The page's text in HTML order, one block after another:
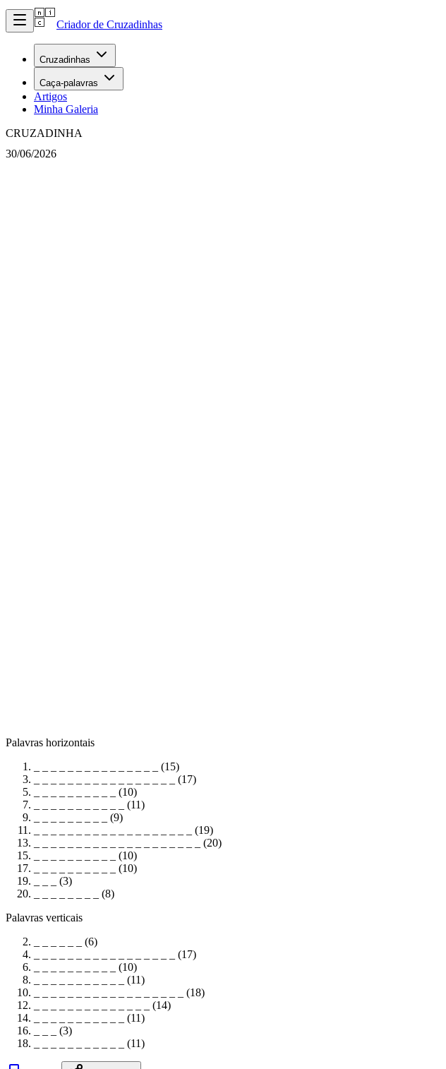
Criador de Cruzadinhas
Cruzadinhas
Caça-palavras
Artigos
Minha Galeria
CRUZADINHA
30/06/2026
Palavras horizontais
_ _ _ _ _ _ _ _ _ _ _ _ _ _ _ (15)
_ _ _ _ _ _ _ _ _ _ _ _ _ _ _ _ _ (17)
_ _ _ _ _ _ _ _ _ _ (10)
_ _ _ _ _ _ _ _ _ _ _ (11)
_ _ _ _ _ _ _ _ _ (9)
_ _ _ _ _ _ _ _ _ _ _ _ _ _ _ _ _ _ _ (19)
_ _ _ _ _ _ _ _ _ _ _ _ _ _ _ _ _ _ _ _ (20)
_ _ _ _ _ _ _ _ _ _ (10)
_ _ _ _ _ _ _ _ _ _ (10)
_ _ _ (3)
_ _ _ _ _ _ _ _ (8)
Palavras verticais
_ _ _ _ _ _ (6)
_ _ _ _ _ _ _ _ _ _ _ _ _ _ _ _ _ (17)
_ _ _ _ _ _ _ _ _ _ (10)
_ _ _ _ _ _ _ _ _ _ _ (11)
_ _ _ _ _ _ _ _ _ _ _ _ _ _ _ _ _ _ (18)
_ _ _ _ _ _ _ _ _ _ _ _ _ _ (14)
_ _ _ _ _ _ _ _ _ _ _ (11)
_ _ _ (3)
_ _ _ _ _ _ _ _ _ _ _ (11)